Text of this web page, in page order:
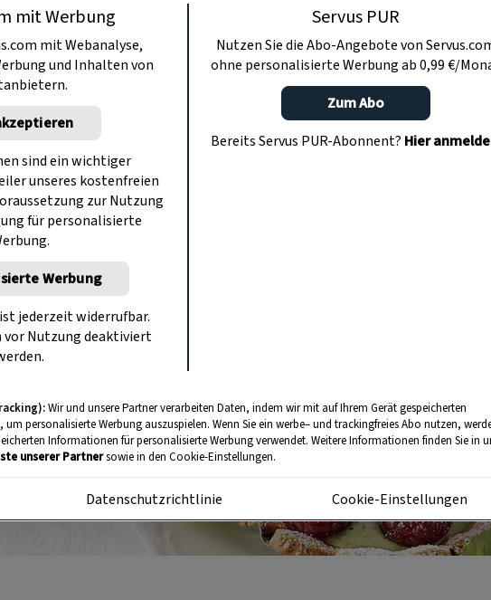
mit Werbung
mit Webanalyse,
und Inhalten von
sind ein wichtiger
unseres kostenfreien
zur Nutzung
für personalisierte
Werbung
jederzeit widerrufbar.
vor Nutzung deaktiviert
Servus PUR
Nutzen Sie die Abo-Angebote von
ohne personalisierte Werbung ab 0,99 €/
Zum Abo
Bereits Servus PUR-Abonnent? Hier
Wir und unsere Partner verarbeiten Daten, indem wir mit auf Ihrem Gerät gespeicherten
personalisierte Werbung auszuspielen. Wenn Sie ein werbe– und trackingfreies Abo nutzen,
Informationen für personalisierte Werbung verwendet. Weitere Informationen finden Sie in
unserer Partnersowie in den Cookie-Einstellungen.
Datenschutzrichtlinie Cookie-Einstellungen